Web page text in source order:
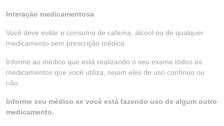
Interação medicamentosa
Você deve evitar o consumo de cafeína, álcool ou de qualquer
medicamento sem prescrição médica.
Informe ao médico que está realizando o seu exame todos os
medicamentos que você utiliza, sejam eles de uso contínuo ou
não.
Informe seu médico se você está fazendo uso de algum outro
medicamento.